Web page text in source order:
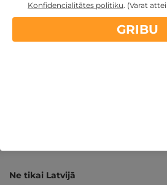
Nekādasapkalpošanas un
Ne tikai Latvijā
Konfidencialitātes politiku. (Varat
GRIBU